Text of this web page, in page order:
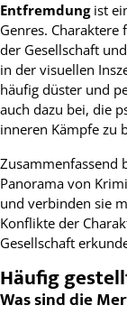
Entfremdungist
Genres.
der Gesellschaft
in der visuellen
häufig düster und
auch dazu bei, die
inneren Kämpfe zu
Zusammenfassend
Panorama von
und verbinden sie
Konflikte der
Gesellschaft
Häufig
Was sind die